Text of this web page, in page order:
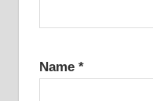
Name *